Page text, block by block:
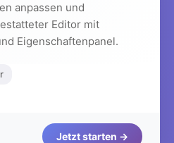
anpassen und
Editor mit
Eigenschaftenpanel.
Jetzt starten →